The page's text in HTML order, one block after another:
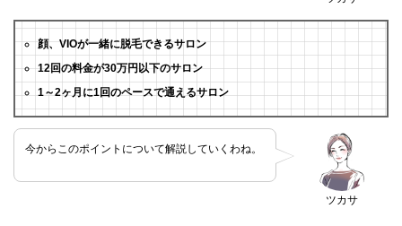
顔、VIOが一緒に脱毛できるサロン
12回の料金が30万円以下のサロン
1～2ヶ月に1回のペースで通えるサロン
ツカサ
今からこのポイントについて解説していくわね。